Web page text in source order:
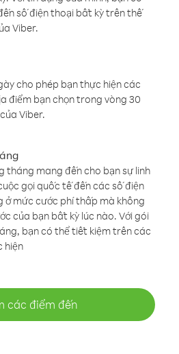
số điện thoại bất kỳ trên thế
Viber.
cho phép bạn thực hiện các
điểm bạn chọn trong vòng 30
Viber.
tháng mang đến cho bạn sự linh
gọi quốc tế đến các số điện
ở mức cước phí thấp mà không
của bạn bất kỳ lúc nào. Với gói
bạn có thể tiết kiệm trên các
hiện
các điểm đến